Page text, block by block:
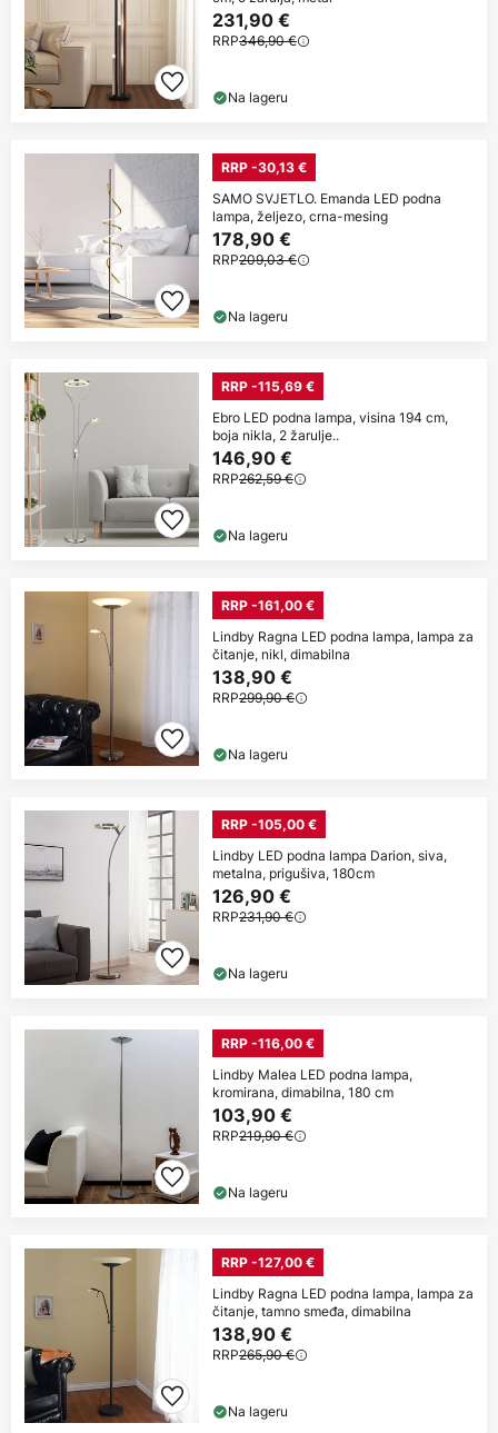
231,90 €
RRP346,90 €
Na lageru
RRP -30,13 €
SAMO SVJETLO. Emanda LED podna
lampa, željezo, crna-mesing
178,90 €
RRP209,03 €
Na lageru
RRP -115,69 €
Ebro LED podna lampa, visina 194 cm,
boja nikla, 2 žarulje..
146,90 €
RRP262,59 €
Na lageru
RRP -161,00 €
Lindby Ragna LED podna lampa, lampa za
čitanje, nikl, dimabilna
138,90 €
RRP299,90 €
Na lageru
RRP -105,00 €
Lindby LED podna lampa Darion, siva,
metalna, prigušiva, 180cm
126,90 €
RRP231,90 €
Na lageru
RRP -116,00 €
Lindby Malea LED podna lampa,
kromirana, dimabilna, 180 cm
103,90 €
RRP219,90 €
Na lageru
RRP -127,00 €
Lindby Ragna LED podna lampa, lampa za
čitanje, tamno smeđa, dimabilna
138,90 €
RRP265,90 €
Na lageru